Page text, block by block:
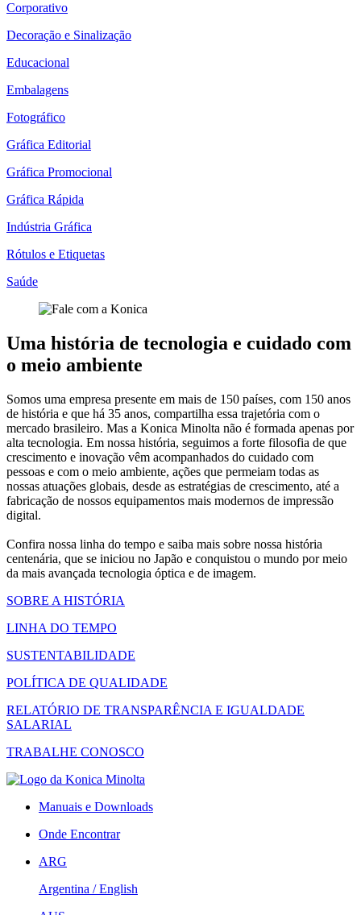
Corporativo
Decoração e Sinalização
Educacional
Embalagens
Fotográfico
Gráfica Editorial
Gráfica Promocional
Gráfica Rápida
Indústria Gráfica
Rótulos e Etiquetas
Saúde
Uma história de tecnologia e cuidado com
o meio ambiente
Somos uma empresa presente em mais de 150 países, com 150 anos
de história e que há 35 anos, compartilha essa trajetória com o
mercado brasileiro. Mas a Konica Minolta não é formada apenas por
alta tecnologia. Em nossa história, seguimos a forte filosofia de que
crescimento e inovação vêm acompanhados do cuidado com
pessoas e com o meio ambiente, ações que permeiam todas as
nossas atuações globais, desde as estratégias de crescimento, até a
fabricação de nossos equipamentos mais modernos de impressão
digital.
Confira nossa linha do tempo e saiba mais sobre nossa história
centenária, que se iniciou no Japão e conquistou o mundo por meio
da mais avançada tecnologia óptica e de imagem.
SOBRE A HISTÓRIA
LINHA DO TEMPO
SUSTENTABILIDADE
POLÍTICA DE QUALIDADE
RELATÓRIO DE TRANSPARÊNCIA E IGUALDADE
SALARIAL
TRABALHE CONOSCO
Manuais e Downloads
Onde Encontrar
ARG
Argentina / English